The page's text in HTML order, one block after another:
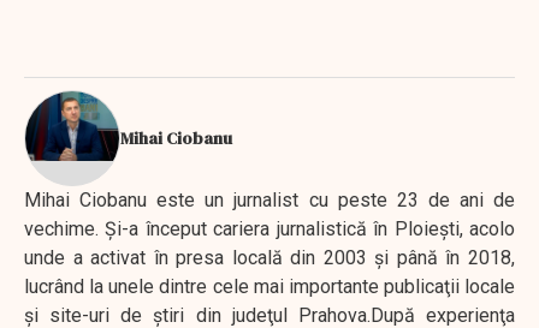
Mihai Ciobanu
Mihai Ciobanu este un jurnalist cu peste 23 de ani de
vechime. Şi-a început cariera jurnalistică în Ploieşti, acolo
unde a activat în presa locală din 2003 şi până în 2018,
lucrând la unele dintre cele mai importante publicaţii locale
şi site-uri de ştiri din judeţul Prahova.După experienţa